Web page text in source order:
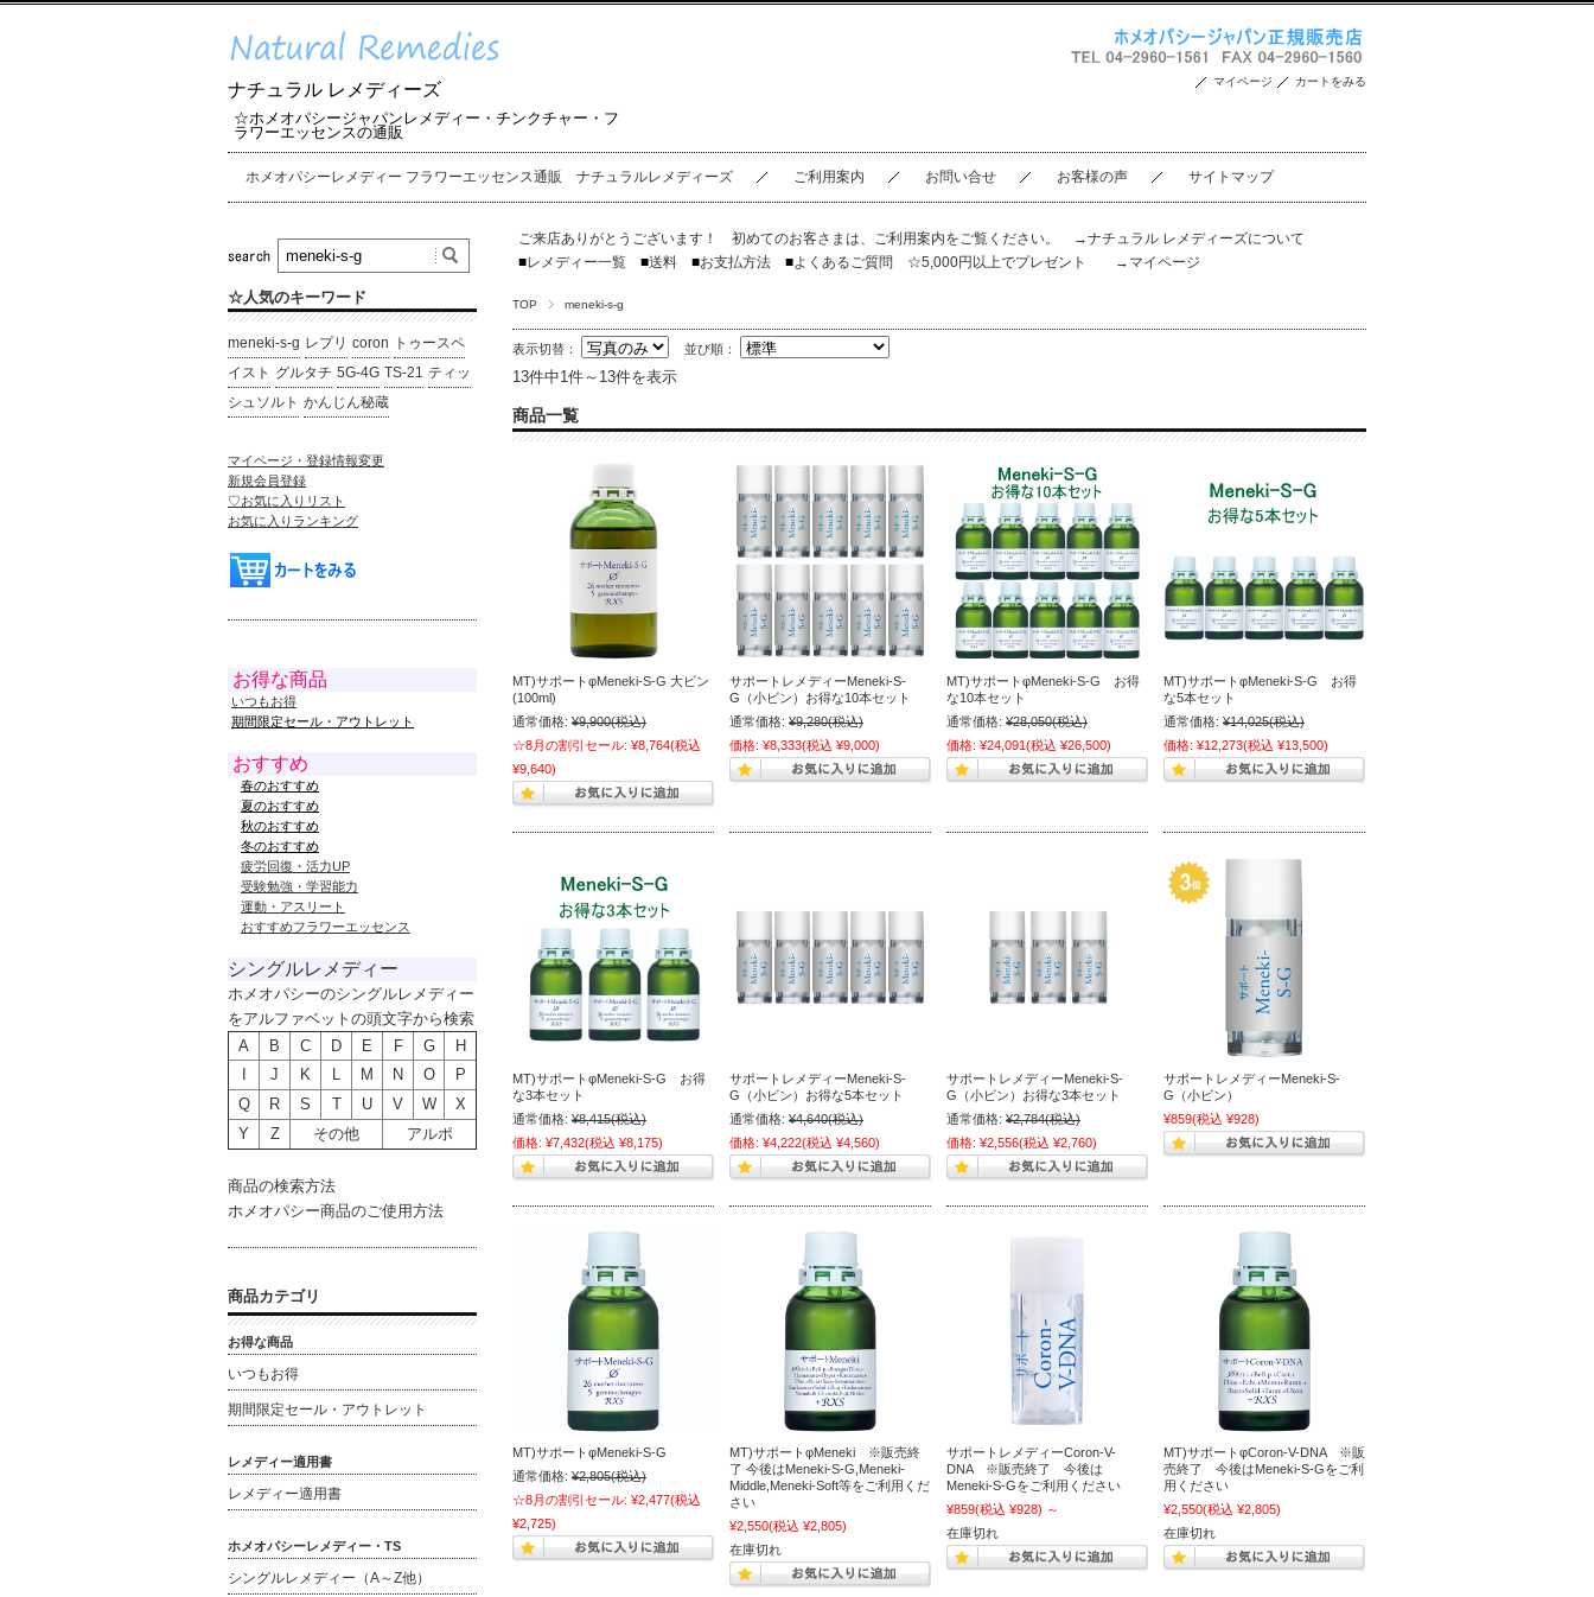
ナチュラル レメディーズ
☆ホメオパシージャパンレメディー・チンクチャー・フ
ラワーエッセンスの通販
マイページ カートをみる
ホメオパシーレメディー フラワーエッセンス通販 ナチュラルレメディーズ ご利用案内 お問い合せ お客様の声 サイトマップ
ご来店ありがとうございます！ 初めてのお客さまは、 ご利用案内をご覧ください。
→ナチュラル レメディーズについて
■レメディー一覧 ■送料 ■お支払方法 ■よくあるご質問 ☆5,000円以上でプレゼント →マイページ
TOP meneki-s-g
表示切替： 並び順：
13件中1件～13件を表示
商品一覧
MT)サポートφMeneki-S-G 大ビン
(100ml)
通常価格: ¥9,900(税込)
☆8月の割引セール: ¥8,764(税込
¥9,640)
サポートレメディーMeneki-S-
G（小ビン）お得な10本セット
通常価格: ¥9,280(税込)
価格: ¥8,333(税込 ¥9,000)
MT)サポートφMeneki-S-G お得
な10本セット
通常価格: ¥28,050(税込)
価格: ¥24,091(税込 ¥26,500)
MT)サポートφMeneki-S-G お得
な5本セット
通常価格: ¥14,025(税込)
価格: ¥12,273(税込 ¥13,500)
MT)サポートφMeneki-S-G お得
な3本セット
通常価格: ¥8,415(税込)
価格: ¥7,432(税込 ¥8,175)
サポートレメディーMeneki-S-
G（小ビン）お得な5本セット
通常価格: ¥4,640(税込)
価格: ¥4,222(税込 ¥4,560)
サポートレメディーMeneki-S-
G（小ビン）お得な3本セット
通常価格: ¥2,784(税込)
価格: ¥2,556(税込 ¥2,760)
サポートレメディーMeneki-S-
G（小ビン）
¥859(税込 ¥928)
MT)サポートφMeneki-S-G
通常価格: ¥2,805(税込)
☆8月の割引セール: ¥2,477(税込
¥2,725)
MT)サポートφMeneki ※販売終
了 今後はMeneki-S-G,Meneki-
Middle,Meneki-Soft等をご利用くだ
さい
¥2,550(税込 ¥2,805)
在庫切れ
サポートレメディーCoron-V-
DNA ※販売終了 今後は
Meneki-S-Gをご利用ください
¥859(税込 ¥928) ～
在庫切れ
MT)サポートφCoron-V-DNA ※販
売終了 今後はMeneki-S-Gをご利
用ください
¥2,550(税込 ¥2,805)
在庫切れ
☆人気のキーワード
meneki-s-g レプリ coron
トゥースペ
イスト グルタチ 5G-4G TS-21 ティッ
シュソルト かんじん秘蔵
マイページ・登録情報変更
新規会員登録
♡お気に入りリスト
お気に入りランキング
お得な商品
いつもお得
期間限定セール・アウトレット
おすすめ
春のおすすめ
夏のおすすめ
秋のおすすめ
冬のおすすめ
疲労回復・活力UP
受験勉強・学習能力
運動・アスリート
おすすめフラワーエッセンス
シングルレメディー
ホメオパシーのシングルレメディー
をアルファベットの頭文字から検索
A
B C D E F G
H
J K L M N O
P
Q
R S T U V W
X
Y
Z その他 アルポ
商品の検索方法
ホメオパシー商品のご使用方法
商品カテゴリ
お得な商品
いつもお得
期間限定セール・アウトレット
レメディー適用書
レメディー適用書
ホメオパシーレメディー・TS
シングルレメディー（A～Z他）